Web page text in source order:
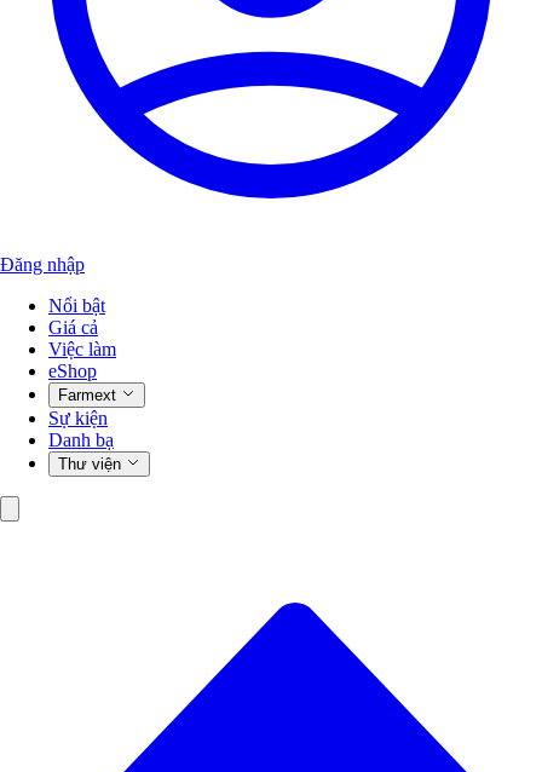
Đăng nhập
Nổi bật
Giá cả
Việc làm
eShop
Farmext
Sự kiện
Danh bạ
Thư viện